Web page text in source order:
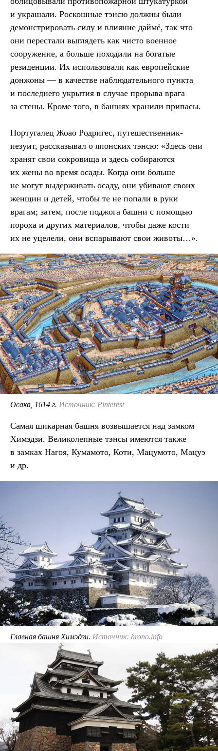
и украшали. Роскошные тэнсю должны были
демонстрировать силу и влияние даймё, так что
они перестали выглядеть как чисто военное
сооружение, а больше походили на богатые
резиденции. Их использовали как европейские
донжоны — в качестве наблюдательного пункта
и последнего укрытия в случае прорыва врага
за стены. Кроме того, в башнях хранили припасы.
Португалец Жоао Родригес, путешественник-
иезуит, рассказывал о японских тэнсю: «Здесь они
хранят свои сокровища и здесь собираются
их жены во время осады. Когда они больше
не могут выдерживать осаду, они убивают своих
женщин и детей, чтобы те не попали в руки
врагам; затем, после поджога башни с помощью
пороха и других материалов, чтобы даже кости
их не уцелели, они вспарывают свои животы…».
Осака, 1614 г. Источник: Pinterest
Самая шикарная башня возвышается над замком
Химэдзи. Великолепные тэнсы имеются также
в замках Нагоя, Кумамото, Коти, Мацумото, Мацуэ
и др.
Главная башня Химэдзи. Источник: hrono.info